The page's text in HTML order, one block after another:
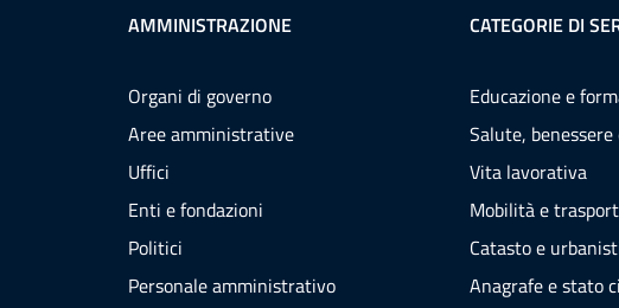
AMMINISTRAZIONE
Organi di governo
Aree amministrative
Uffici
Enti e fondazioni
Politici
Personale amministrativo
CATEGORIE DI
Educazione e
Salute,
Vita lavorativa
Mobilità e
Catasto e
Anagrafe e stato